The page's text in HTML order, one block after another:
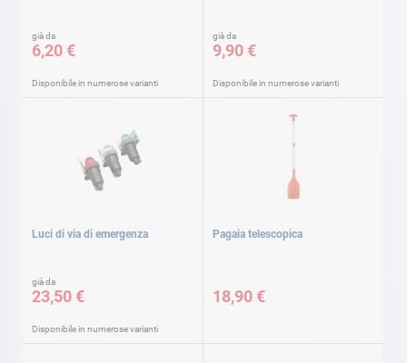
già da
6,20 €
Disponibile in numerose varianti
già da
9,90 €
Disponibile in numerose varianti
Luci di via di emergenza
già da
23,50 €
Disponibile in numerose varianti
Pagaia telescopica
18,90 €